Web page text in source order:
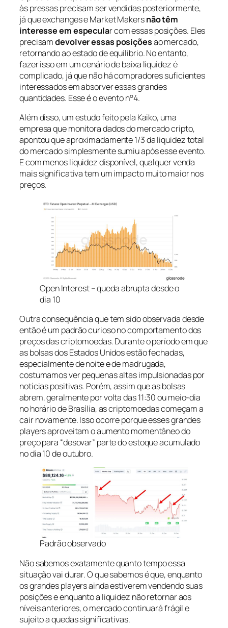
às pressas precisam ser vendidas posteriormente,
já que exchanges e Market Makersnão têm
interesse em especular com essas posições. Eles
precisamdevolver essas posiçõesao mercado,
retornando ao estado de equilíbrio. No entanto,
fazer isso em um cenário de baixa liquidez é
complicado, já que não há compradores suficientes
interessados em absorver essas grandes
quantidades. Esse é o evento n°4.
Além disso, um estudo feito pela Kaiko, uma
empresa que monitora dados do mercado cripto,
apontou que aproximadamente 1/3 da liquidez total
do mercado simplesmente sumiu após esse evento.
E com menos liquidez disponível, qualquer venda
mais significativa tem um impacto muito maior nos
preços.
Open Interest – queda abrupta desde o
dia 10
Outra consequência que tem sido observada desde
então é um padrão curioso no comportamento dos
preços das criptomoedas. Durante o período em que
as bolsas dos Estados Unidos estão fechadas,
especialmente de noite e de madrugada,
costumamos ver pequenas altas impulsionadas por
notícias positivas. Porém, assim que as bolsas
abrem, geralmente por volta das 11:30 ou meio-dia
no horário de Brasília, as criptomoedas começam a
cair novamente. Isso ocorre porque esses grandes
players aproveitam o aumento momentâneo do
preço para “desovar” parte do estoque acumulado
no dia 10 de outubro.
Padrão observado
Não sabemos exatamente quanto tempo essa
situação vai durar. O que sabemos é que, enquanto
os grandes players ainda estiverem vendendo suas
posições e enquanto a liquidez não retornar aos
níveis anteriores, o mercado continuará frágil e
sujeito a quedas significativas.